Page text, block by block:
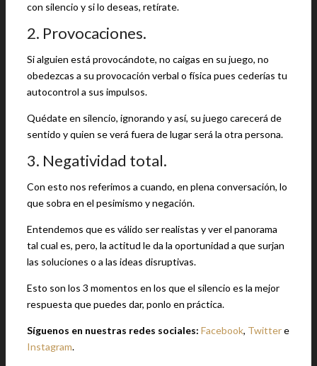
con silencio y si lo deseas, retírate.
2. Provocaciones.
Si alguien está provocándote, no caigas en su juego, no
obedezcas a su provocación verbal o física pues cederías tu
autocontrol a sus impulsos.
Quédate en silencio, ignorando y así, su juego carecerá de
sentido y quien se verá fuera de lugar será la otra persona.
3. Negatividad total.
Con esto nos referimos a cuando, en plena conversación, lo
que sobra en el pesimismo y negación.
Entendemos que es válido ser realistas y ver el panorama
tal cual es, pero, la actitud le da la oportunidad a que surjan
las soluciones o a las ideas disruptivas.
Esto son los 3 momentos en los que el silencio es la mejor
respuesta que puedes dar, ponlo en práctica.
Síguenos en nuestras redes sociales: Facebook, Twittere
Instagram.